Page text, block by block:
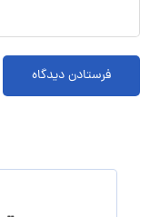
فرستادن دیدگاه